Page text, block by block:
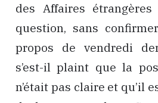
des Affaires
question, sans
propos de vendredi
s’est-il plaint que la
n’était pas claire et qu’il